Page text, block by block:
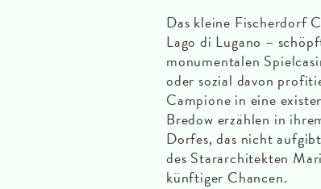
Das kleine Fischerdorf
Lago di Lugano –
monumentalen
oder sozial davon
Campione in eine
Bredow erzählen in
Dorfes, das nicht
des Stararchitekten
künftiger Chancen.